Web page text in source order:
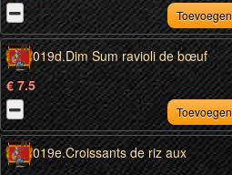
Toevoegen
019d.Dim Sum ravioli de bœuf
€ 7.5
Toevoegen
019e.Croissants de riz aux